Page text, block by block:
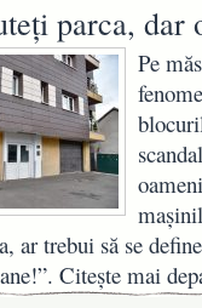
parca, dar
Pe
ar trebui să se
Citește mai